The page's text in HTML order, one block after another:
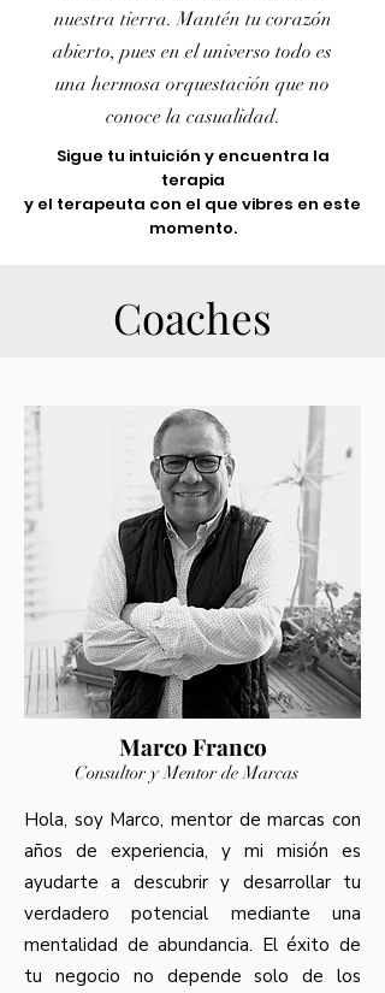
nuestra tierra. Mantén tu corazón
abierto, pues en el universo todo es
una hermosa orquestación que no
conoce la casualidad.
Sigue tu intuición y encuentra la
terapia
y el terapeuta con el que vibres en este
momento.
Coaches
Marco Franco
Consultor y Mentor de Marcas
Hola, soy Marco, mentor de marcas con
años de experiencia, y mi misión es
ayudarte a descubrir y desarrollar tu
verdadero potencial mediante una
mentalidad de abundancia. El éxito de
tu negocio no depende solo de los